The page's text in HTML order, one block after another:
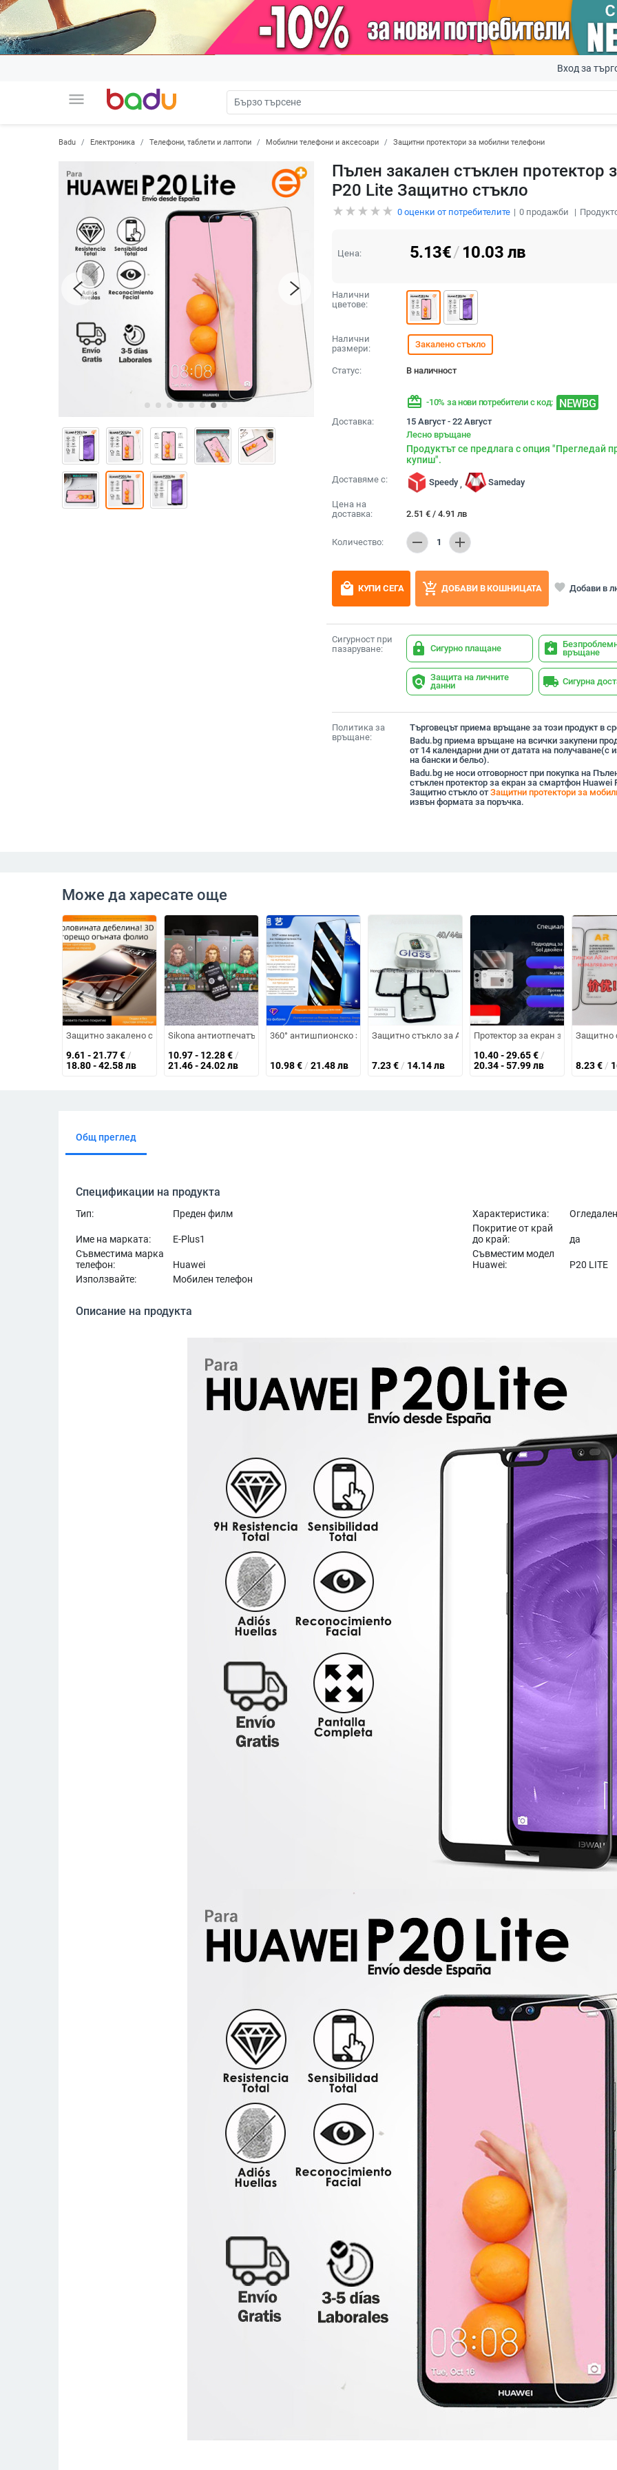
menu
Вход за
Badu Електроника Телефони, таблети и лаптопи Мобилни телефони и аксесоари Защитни протектори за мобилни телефони
Пълен закален стъклен протектор
P20 Lite Защитно стъкло
0оценки от потребителите 0продажби
Цена: 5.13€/ 10.03 лв
Налични
цветове:
Налични
размери:
Закалено стъкло
Статус: В наличност
redeem -10% за нови потребители с код: NEWBG
Доставка:
15 Август - 22 Август
Лесно връщане
Продуктът се предлага с опция "Прегледай
купиш".
Доставяме с: Speedy , Sameday
Цена на
доставка:
2.51 € / 4.91 лв
Количество: remove 1 add
local_mall КУПИ СЕГА add_shopping_cart ДОБАВИ В КОШНИЦАТА favorite Добави в
Сигурност при
пазаруване:
lock Сигурно плащане assignment_return връщане
policy Защита на личните
данни
local_shipping Сигурна
Политика за
връщане:
Търговецът приема връщане за този продукт в
Badu.bg приема връщане на всички закупени
от 14 календарни дни от датата на получаване(с
на бански и бельо).
Badu.bg не носи отговорност при покупка на
стъклен протектор за екран за смартфон Huawei
Защитно стъкло отЗащитни протектори за
извън формата за поръчка.
Може да харесате още
Защитно закалено стъкло за iPhone 16 Pro Max с поверителност – 3D извивка, пълно залепване
9.61 - 21.77€ /
18.80 - 42.58 лв
Sikona антиотпечатъчен протектор за iPhone 14 Pro Max, закалено стъкло, преден екран, пълен дисплей,
10.97 - 12.28€ /
21.46 - 24.02 лв
360° антишпионско защитно стъкло за iPhone 16 Pro и 15 Pro – пълен дисплей,
10.98€ / 21.48 лв
Защитно стъкло за Apple Watch Series 6, 3D извита
7.23€ / 14.14 лв
Протектор за екран за Ayn Thor
10.40 - 29.65€ /
20.34 - 57.99 лв
Защитно
8.23€ /
chevron_left
Общ преглед
Спецификации на продукта
Тип: Преден филм Характеристика:
Име на марката: E-Plus1
Покритие от край
до край:
да
Съвместима марка
телефон:
Huawei
Съвместим модел
Huawei:
P20 LITE
Използвайте:
Мобилен телефон
Описание на продукта